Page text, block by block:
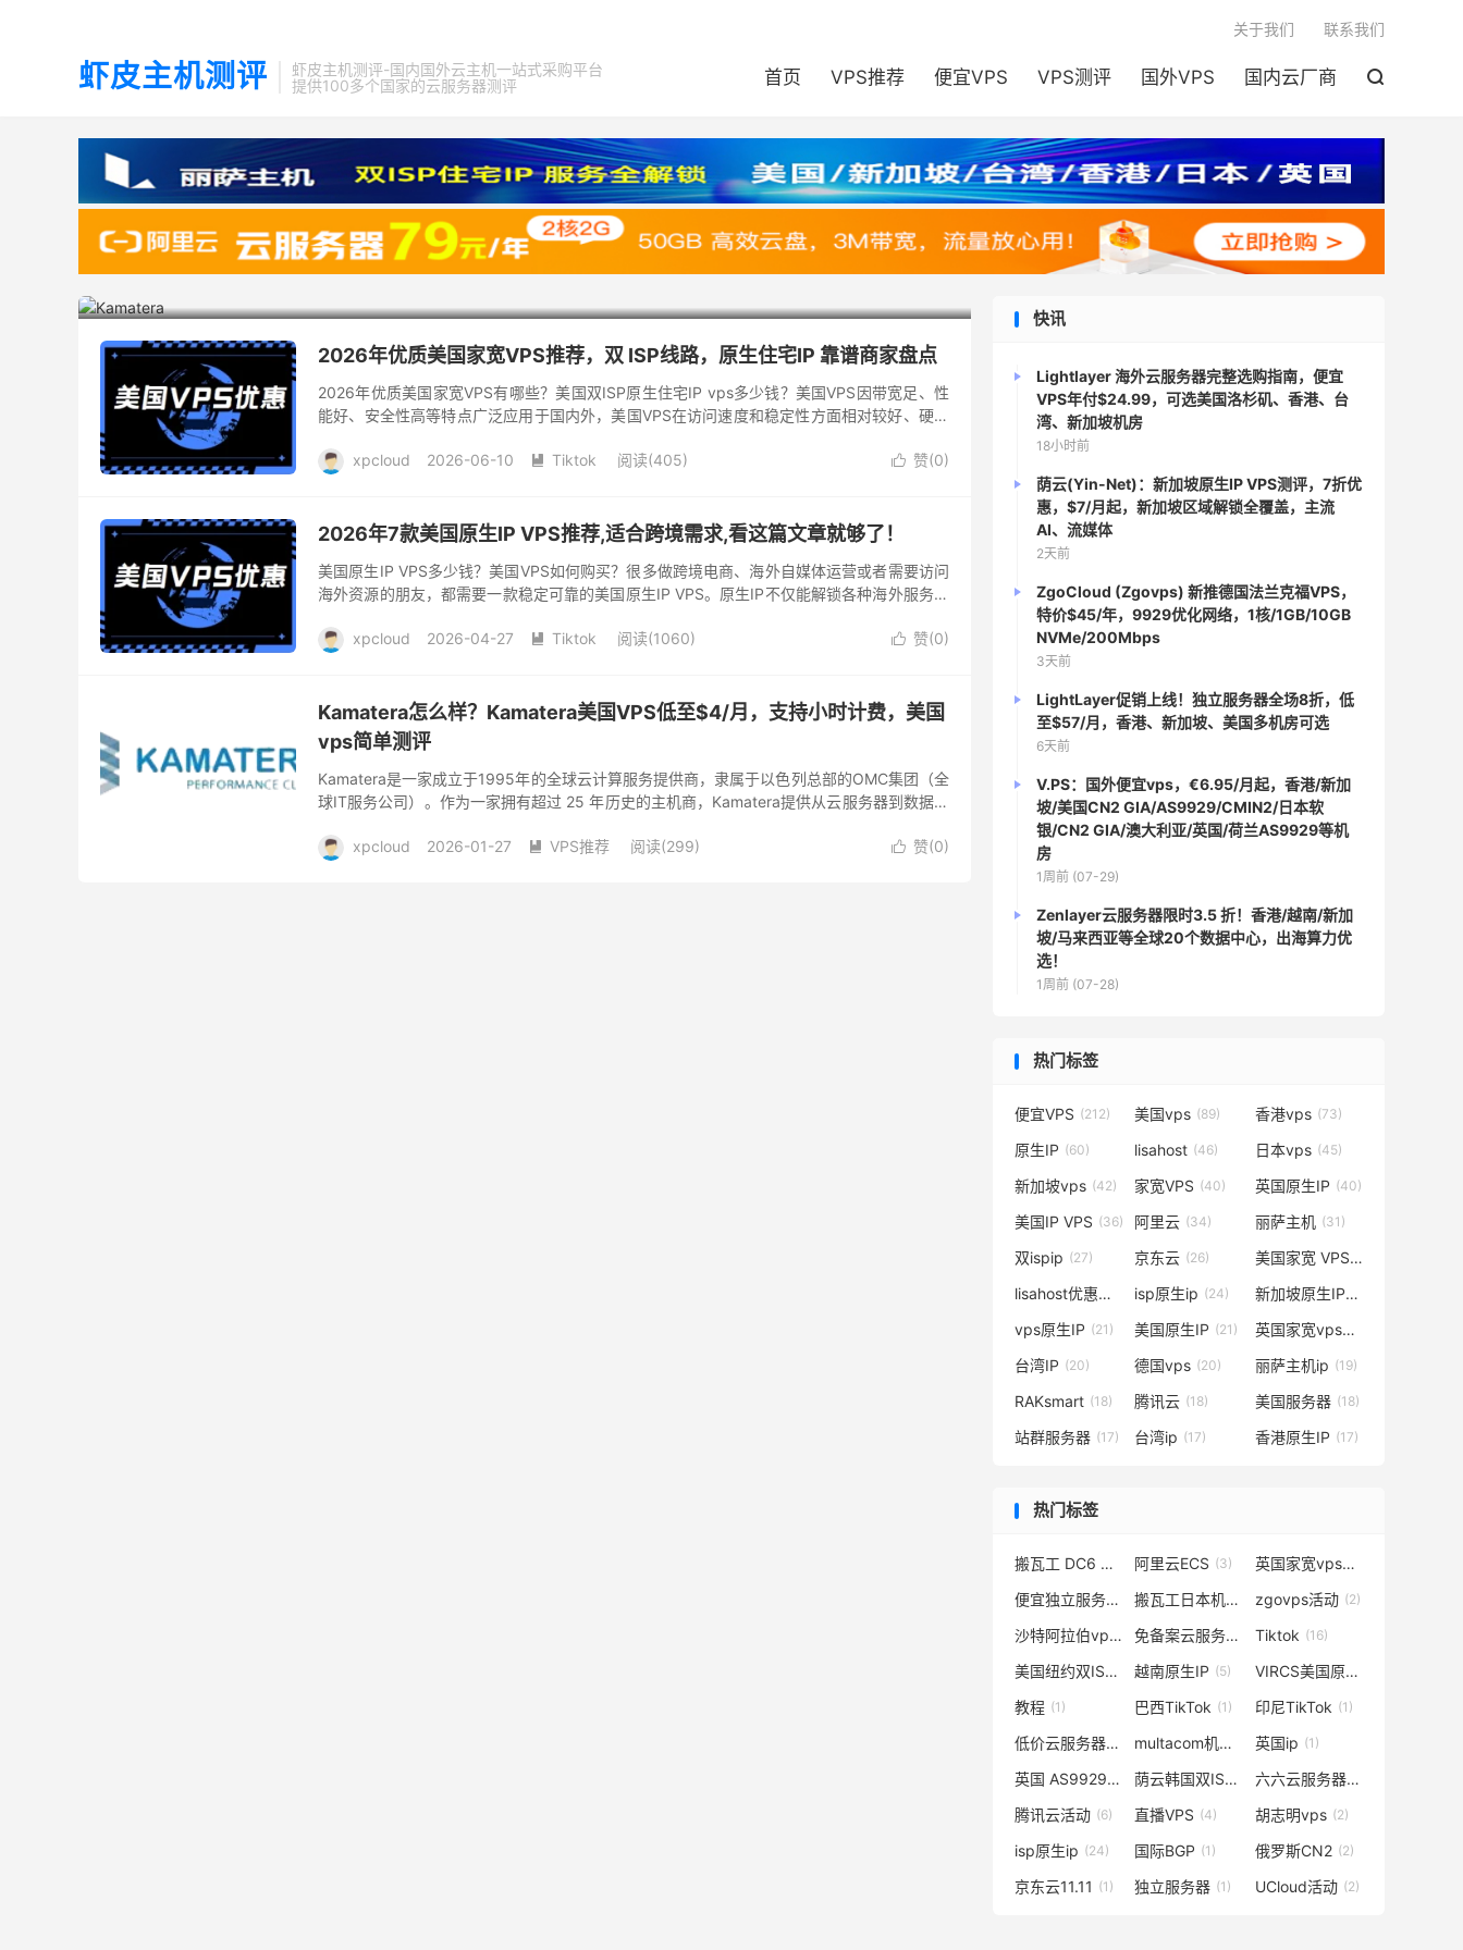
虾皮主机测评
虾皮主机测评-国内国外云主机一站式采购平台
提供100多个国家的云服务器测评
首页 VPS推荐 便宜VPS VPS测评 国外VPS 国内云厂商 
关于我们 联系我们
 3
Kamatera
2026年优质美国家宽VPS推荐，双 ISP线路，原生住宅IP 靠谱商家盘点
2026年优质美国家宽VPS有哪些？美国双ISP原生住宅IP vps多少钱？美国VPS因带宽足、性
能好、安全性高等特点广泛应用于国内外，美国VPS在访问速度和稳定性方面相对较好、硬件
 赞(0)
xpcloud 2026-06-10  Tiktok 阅读(405)
2026年7款美国原生IP VPS推荐,适合跨境需求,看这篇文章就够了！
美国原生IP VPS多少钱？美国VPS如何购买？很多做跨境电商、海外自媒体运营或者需要访问
海外资源的朋友，都需要一款稳定可靠的美国原生IP VPS。原生IP不仅能解锁各种海外服务，
 赞(0)
xpcloud 2026-04-27  Tiktok 阅读(1060)
Kamatera怎么样？Kamatera美国VPS低至$4/月，支持小时计费，美国
vps简单测评
Kamatera是一家成立于1995年的全球云计算服务提供商，隶属于以色列总部的OMC集团（全
球IT服务公司）。作为一家拥有超过 25 年历史的主机商，Kamatera提供从云服务器到数据库
 赞(0)
xpcloud 2026-01-27  VPS推荐 阅读(299)
快讯
Lightlayer 海外云服务器完整选购指南，便宜
VPS年付$24.99，可选美国洛杉矶、香港、台
湾、新加坡机房
18小时前
荫云(Yin-Net)：新加坡原生IP VPS测评，7折优
惠，$7/月起，新加坡区域解锁全覆盖，主流
AI、流媒体
2天前
ZgoCloud (Zgovps) 新推德国法兰克福VPS，
特价$45/年，9929优化网络，1核/1GB/10GB
NVMe/200Mbps
3天前
LightLayer促销上线！独立服务器全场8折，低
至$57/月，香港、新加坡、美国多机房可选
6天前
V.PS：国外便宜vps，€6.95/月起，香港/新加
坡/美国CN2 GIA/AS9929/CMIN2/日本软
银/CN2 GIA/澳大利亚/英国/荷兰AS9929等机
房
1周前 (07-29)
Zenlayer云服务器限时3.5 折！香港/越南/新加
坡/马来西亚等全球20个数据中心，出海算力优
选！
1周前 (07-28)
热门标签
便宜VPS (212) 美国vps (89) 香港vps (73)
原生IP (60) lisahost (46) 日本vps (45)
新加坡vps (42) 家宽VPS (40) 英国原生IP (40)
美国IP VPS (36) 阿里云 (34) 丽萨主机 (31)
双ispip (27) 京东云 (26) 美国家宽 VPS(25)
lisahost优惠码 (24)isp原生ip (24) 新加坡原生IP(21)
vps原生IP (21) 美国原生IP (21) 英国家宽vps(20)
台湾IP (20) 德国vps (20) 丽萨主机ip (19)
RAKsmart (18) 腾讯云 (18) 美国服务器 (18)
站群服务器 (17) 台湾ip (17) 香港原生IP (17)
热门标签
搬瓦工 DC6 CN2 GIA-E (6)
阿里云ECS (3) 英国家宽vps(20)
便宜独立服务器 (3) 搬瓦工日本机房 (6)
zgovps活动 (2)
沙特阿拉伯vps (1) 免备案云服务器 (1)
Tiktok (16)
美国纽约双ISP (1)越南原生IP (5) VIRCS美国原生ip
教程 (1) 巴西TikTok (1) 印尼TikTok (1)
低价云服务器
(1) multacom机房 (1)英国ip (1)
英国 AS9929
(1) 荫云韩国双ISP住宅VPS (1) 六六云服务器
(1)
腾讯云活动 (6) 直播VPS (4) 胡志明vps (2)
isp原生ip (24) 国际BGP (1) 俄罗斯CN2 (2)
京东云11.11 (1) 独立服务器 (1) UCloud活动 (2)